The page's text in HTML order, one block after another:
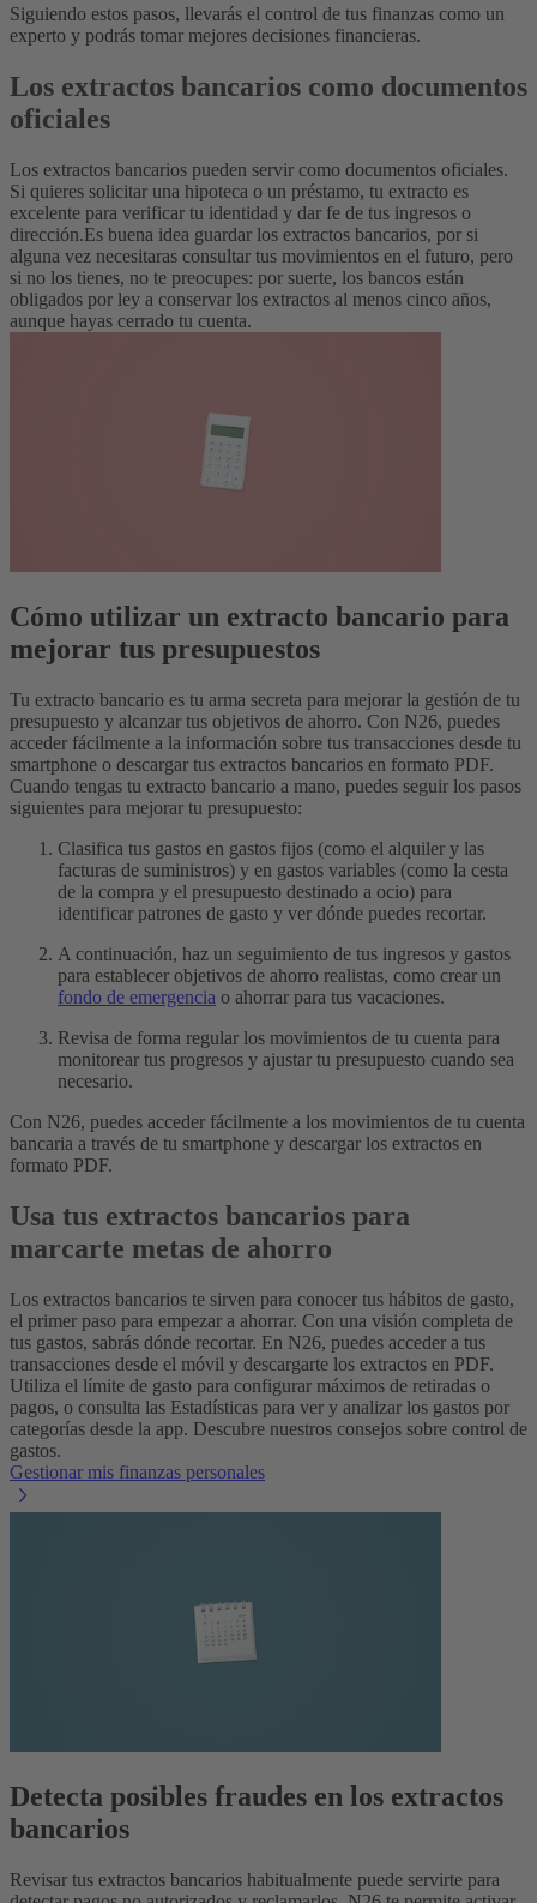
Siguiendo estos pasos, llevarás el control de tus finanzas como un
experto y podrás tomar mejores decisiones financieras.
Los extractos bancarios como documentos
oficiales
Los extractos bancarios pueden servir como documentos oficiales.
Si quieres solicitar una hipoteca o un préstamo, tu extracto es
excelente para verificar tu identidad y dar fe de tus ingresos o
dirección.Es buena idea guardar los extractos bancarios, por si
alguna vez necesitaras consultar tus movimientos en el futuro, pero
si no los tienes, no te preocupes: por suerte, los bancos están
obligados por ley a conservar los extractos al menos cinco años,
aunque hayas cerrado tu cuenta.
Cómo utilizar un extracto bancario para
mejorar tus presupuestos
Tu extracto bancario es tu arma secreta para mejorar la gestión de tu
presupuesto y alcanzar tus objetivos de ahorro. Con N26, puedes
acceder fácilmente a la información sobre tus transacciones desde tu
smartphone o descargar tus extractos bancarios en formato PDF.
Cuando tengas tu extracto bancario a mano, puedes seguir los pasos
siguientes para mejorar tu presupuesto:
Clasifica tus gastos en gastos fijos (como el alquiler y las
facturas de suministros) y en gastos variables (como la cesta
de la compra y el presupuesto destinado a ocio) para
identificar patrones de gasto y ver dónde puedes recortar.
A continuación, haz un seguimiento de tus ingresos y gastos
para establecer objetivos de ahorro realistas, como crear un
fondo de emergencia o ahorrar para tus vacaciones.
Revisa de forma regular los movimientos de tu cuenta para
monitorear tus progresos y ajustar tu presupuesto cuando sea
necesario.
Con N26, puedes acceder fácilmente a los movimientos de tu cuenta
bancaria a través de tu smartphone y descargar los extractos en
formato PDF.
Usa tus extractos bancarios para
marcarte metas de ahorro
Los extractos bancarios te sirven para conocer tus hábitos de gasto,
el primer paso para empezar a ahorrar. Con una visión completa de
tus gastos, sabrás dónde recortar. En N26, puedes acceder a tus
transacciones desde el móvil y descargarte los extractos en PDF.
Utiliza el límite de gasto para configurar máximos de retiradas o
pagos, o consulta las Estadísticas para ver y analizar los gastos por
categorías desde la app. Descubre nuestros consejos sobre control de
gastos.
Gestionar mis finanzas personales
Detecta posibles fraudes en los extractos
bancarios
Revisar tus extractos bancarios habitualmente puede servirte para